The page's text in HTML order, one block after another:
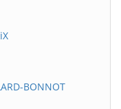
BONNOT